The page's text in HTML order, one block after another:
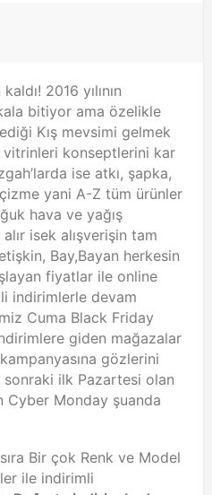
2016 yılının
bitiyor ama özelikle
Kış mevsimi gelmek
vitrinleri konseptlerini kar
ise atkı, şapka,
yani A-Z tüm ürünler
hava ve yağış
isek alışverişin tam
Bay,Bayan herkesin
fiyatlar ile online
indirimlerle devam
Cuma Black Friday
giden mağazalar
gözlerini
ilk Pazartesi olan
Cyber Monday şuanda
Bir çok Renk ve Model
ile indirimli